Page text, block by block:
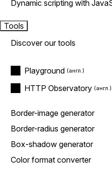
Dynamic scripting with
Tools
Discover our tools
Playground
HTTP Observatory
Border-image generator
Border-radius generator
Box-shadow generator
Color format converter